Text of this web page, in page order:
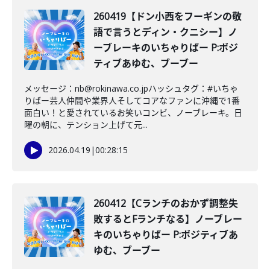
260419【ドン小西をフーギンの敬
語で言うとディン・クニシー】ノ
ーブレーキのいちゃりばー P:ポジ
ティブあゆむ、ブーブー
メッセージ：nb@rokinawa.co.jpハッシュタグ：#いちゃ
りばー芸人仲間や業界人そしてコアなファンに沖縄で1番
面白い！と愛されているお笑いコンビ、ノーブレーキ。日
曜の朝に、テンション上げて元...
2026.04.19 |00:28:15
260412【Cランチのおかず調整失
敗するとFランチなる】ノーブレー
キのいちゃりばー P:ポジティブあ
ゆむ、ブーブー